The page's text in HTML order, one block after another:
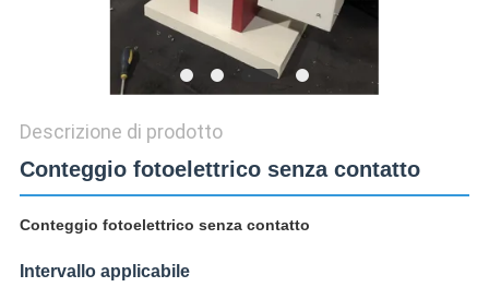
Descrizione di prodotto
Conteggio fotoelettrico senza contatto
Conteggio fotoelettrico senza contatto
Intervallo applicabile